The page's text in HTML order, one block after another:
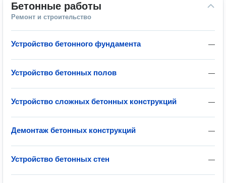
Бетонные работы
Ремонт и строительство
—
Устройство бетонного фундамента
—
Устройство бетонных полов
—
Устройство сложных бетонных конструкций
—
Демонтаж бетонных конструкций
—
Устройство бетонных стен